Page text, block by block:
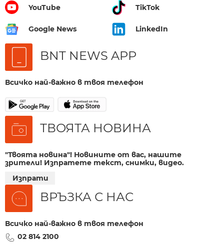
YouTube TikTok
Google News LinkedIn
BNT NEWS APP
Всичко най-важно в твоя телефон
ТВОЯТА НОВИНА
"Твоята новина"! Новините от вас, нашите
зрители! Изпратете текст, снимки, видео.
Изпрати
ВРЪЗКА С НАС
Всичко най-важно в твоя телефон
02 814 2100